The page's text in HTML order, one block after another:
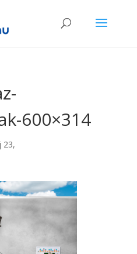
600×314
23,